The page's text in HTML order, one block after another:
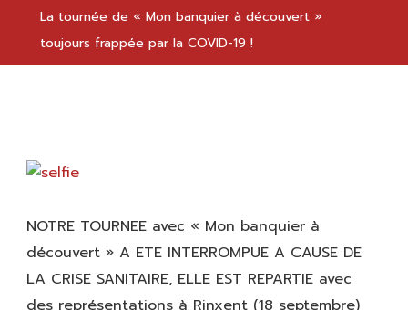
La tournée de « Mon banquier à découvert »
toujours frappée par la COVID-19 !
NOTRE TOURNEE avec « Mon banquier à
découvert » A ETE INTERROMPUE A CAUSE DE
LA CRISE SANITAIRE, ELLE EST REPARTIE avec